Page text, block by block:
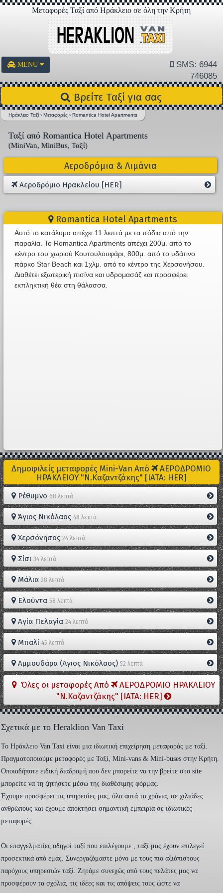
Μεταφορές Ταξί από Ηράκλειο σε όλη την Κρήτη
MENU
SMS: 6944
746085
Βρείτε Ταξί για σας
Ηράκλειο Ταξί ›Μεταφορές ›Romantica Hotel Apartments
Ταξί από Romantica Hotel Apartments
(MiniVan, MiniBus, Ταξί)
Αεροδρόμια & Λιμάνια
Αεροδρόμιο Ηρακλείου [HER]
Romantica Hotel Apartments
Αυτό το κατάλυμα απέχει 11 λεπτά με τα πόδια από την
παραλία. Το Romantica Apartments απέχει 200μ. από το
κέντρο του χωριού Κουτουλουφάρι, 800μ. από το υδάτινο
πάρκο Star Beach και 1χλμ. από το κέντρο της Χερσονήσου.
Διαθέτει εξωτερική πισίνα και υδρομασάζ και προσφέρει
εκπληκτική θέα στη θάλασσα.
Δημοφιλείς μεταφορές Mini-Van Από
ΑΕΡΟΔΡΟΜΙΟ
ΗΡΑΚΛΕΙΟΥ "Ν.Καζαντζάκης" [IATA: HER]
Ρέθυμνο 68 λεπτά
Άγιος Νικόλαος 48 λεπτά
Χερσόνησος 24 λεπτά
Σίσι 34 λεπτά
Μάλια 28 λεπτά
Ελούντα 58 λεπτά
Αγία Πελαγία 24 λεπτά
Μπαλί 45 λεπτά
Αμμουδάρα (Άγιος Νικόλαος) 52 λεπτά
Όλες οι μεταφορές Από
ΑΕΡΟΔΡΟΜΙΟ ΗΡΑΚΛΕΙΟΥ
"Ν.Καζαντζάκης" [IATA: HER]
Σχετικά με το Heraklion Van Taxi
To Ηράκλειο Van Taxi είναι μια ιδιωτική επιχείρηση μεταφοράς με ταξί.
Πραγματοποιούμε μεταφορές με Ταξί, Mini-vans & Mini-buses στην Κρήτη.
Οποιαδήποτε ειδική διαδρομή που δεν μπορείτε να την βρείτε στο site
μπορείτε να τη ζητήσετε μέσω της διαθέσιμης φόρμας.
Έχουμε προσφέρει τις υπηρεσίες μας, όλα αυτά τα χρόνια, σε χιλιάδες
ανθρώπους και έχουμε αποκτήσει σημαντική εμπειρία σε ιδιωτικές
μεταφορές.
Οι επαγγελματίες οδηγοί ταξί που επιλέγουμε , ταξί μας έχουν επιλεγεί
προσεκτικά από εμάς. Συνεργαζόμαστε μόνο με τους πιο αξιόπιστους
παρόχους υπηρεσιών ταξί. Ζητάμε συνεχώς από τους πελάτες μας να
προσφέρουν τα σχόλιά, τις ιδέες και τις απόψεις τους ώστε να